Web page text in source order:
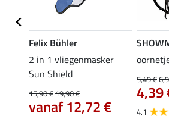
Felix Bühler
2 in 1 vliegenmasker
Sun Shield
15,90 €19,90 €
vanaf 12,72 €
5,49 €
4,39
4.1